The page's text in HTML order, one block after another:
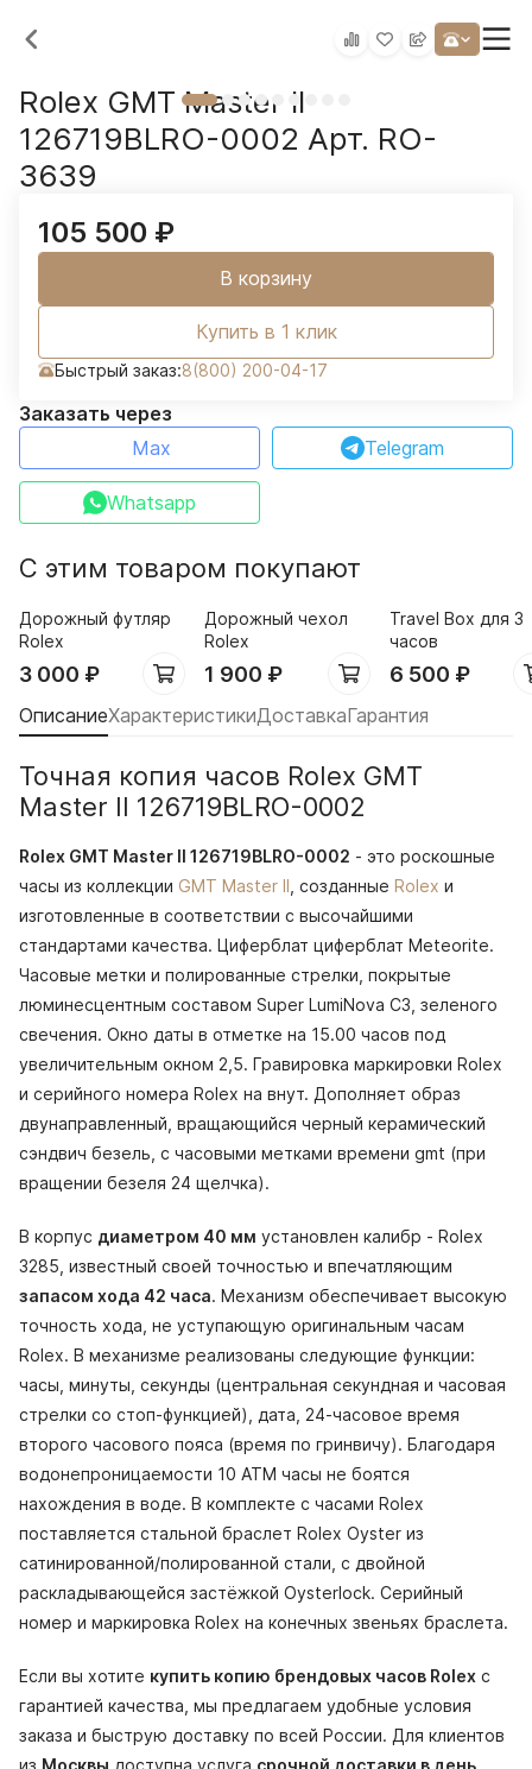
Rolex GMT Master II
126719BLRO-0002 Арт. RO-
3639
105 500 ₽
В корзину
Купить в 1 клик
Быстрый заказ:8(800) 200-04-17
Заказать через
Max
Telegram
Whatsapp
С этим товаром покупают
Дорожный футляр
Rolex
3 000 ₽
Дорожный чехол
Rolex
1 900 ₽
Travel Box для 3
часов
6 500 ₽
ОписаниеХарактеристикиДоставкаГарантия
Точная копия часов Rolex GMT
Master II 126719BLRO-0002
Rolex GMT Master II 126719BLRO-0002 - это роскошные
часы из коллекции GMT Master II , созданные Rolex и
изготовленные в соответствии с высочайшими
стандартами качества. Циферблат циферблат Meteorite.
Часовые метки и полированные стрелки, покрытые
люминесцентным составом Super LumiNova С3, зеленого
свечения. Окно даты в отметке на 15.00 часов под
увеличительным окном 2,5. Гравировка маркировки Rolex
и серийного номера Rolex на внут. Дополняет образ
двунаправленный, вращающийся черный керамический
сэндвич безель, с часовыми метками времени gmt (при
вращении безеля 24 щелчка).
В корпус диаметром 40 мм установлен калибр - Rolex
3285, известный своей точностью и впечатляющим
запасом хода 42 часа. Механизм обеспечивает высокую
точность хода, не уступающую оригинальным часам
Rolex. В механизме реализованы следующие функции:
часы, минуты, секунды (центральная секундная и часовая
стрелки со стоп-функцией), дата, 24-часовое время
второго часового пояса (время по гринвичу). Благодаря
водонепроницаемости 10 АТМ часы не боятся
нахождения в воде. В комплекте с часами Rolex
поставляется стальной браслет Rolex Oyster из
сатинированной/полированной стали, с двойной
раскладывающейся застёжкой Oysterlock. Серийный
номер и маркировка Rolex на конечных звеньях браслета.
Если вы хотите купить копию брендовых часов Rolex с
гарантией качества, мы предлагаем удобные условия
заказа и быструю доставку по всей России. Для клиентов